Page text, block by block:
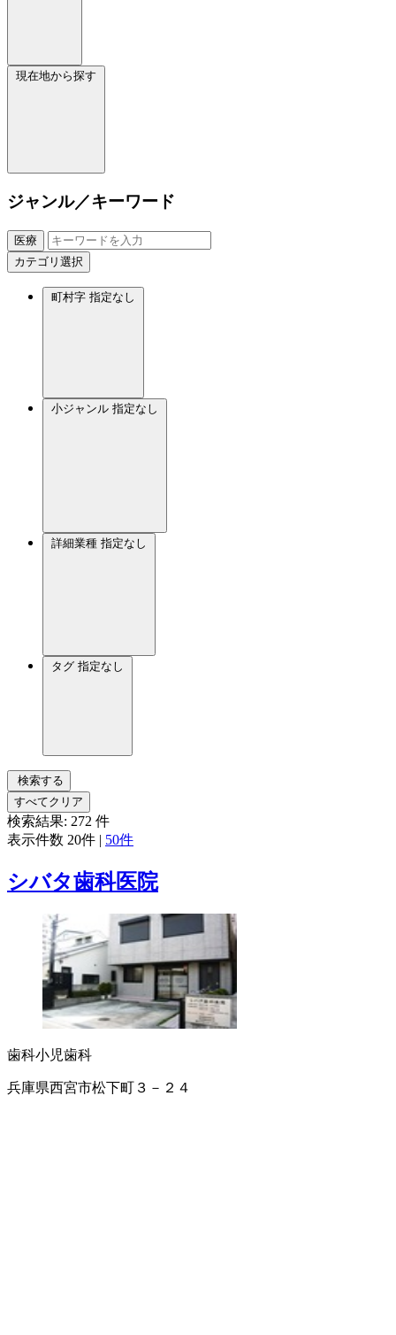
現在地から探す
ジャンル／キーワード
医療
カテゴリ選択
町村字 指定なし
小ジャンル 指定なし
詳細業種 指定なし
タグ 指定なし
検索する
すべてクリア
検索結果: 272 件
表示件数 20件 | 50件
シバタ歯科医院
歯科小児歯科
兵庫県西宮市松下町３－２４